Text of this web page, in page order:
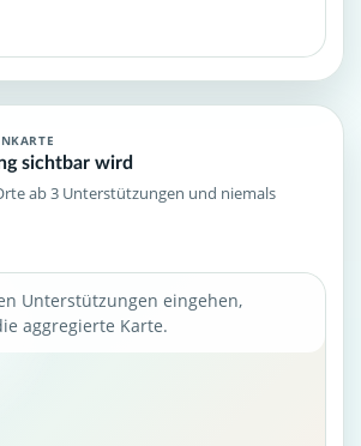
sichtbar wird
ab 3 Unterstützungen und niemals
Unterstützungen eingehen,
aggregierte Karte.